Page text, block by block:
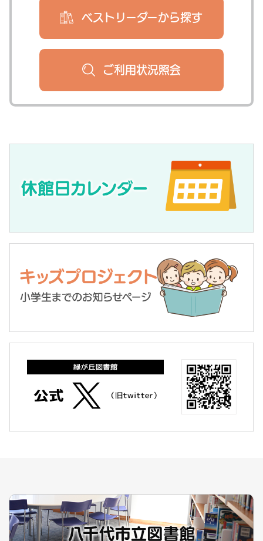
ベストリーダーから探す
ご利用状況照会